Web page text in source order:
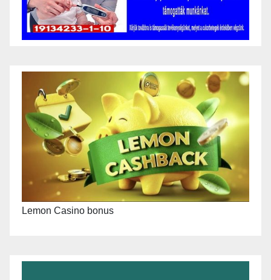
Lemon Casino bonus